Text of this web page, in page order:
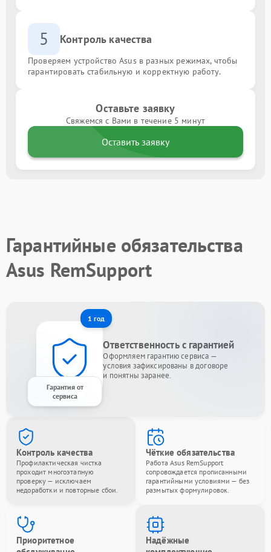
5 Контроль качества
Проверяем устройство Asus в разных режимах, чтобы
гарантировать стабильную и корректную работу.
Оставьте заявку
Свяжемся с Вами в течение 5 минут
Оставить заявку
Гарантийные обязательства
Asus RemSupport
1 год
Гарантия от
сервиса
Ответственность с гарантией
Оформляем гарантию сервиса —
условия зафиксированы в договоре
и понятны заранее.
Контроль качества
Профилактическая чистка
проходит многоэтапную
проверку — исключаем
недоработки и повторные сбои.
Чёткие обязательства
Работа Asus RemSupport
сопровождается прописанными
гарантийными условиями — без
размытых формулировок.
Приоритетное
Надёжные